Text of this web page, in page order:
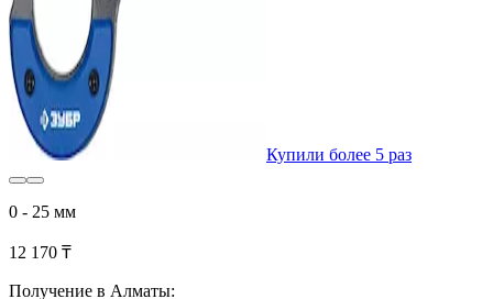
Купили более 5 раз
0 - 25 мм
12 170 ₸
Получение в Алматы: